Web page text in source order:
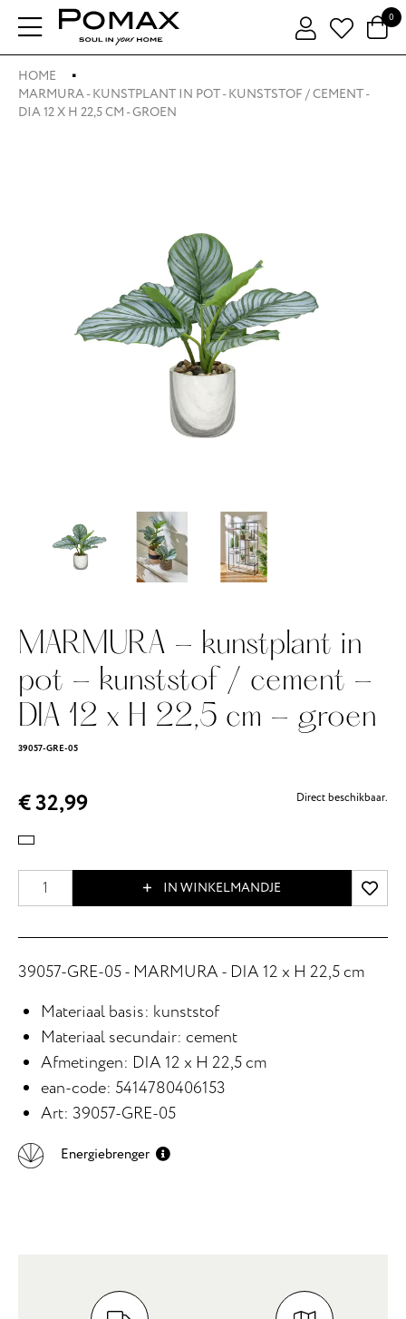
0
HOME
MARMURA - KUNSTPLANT IN POT - KUNSTSTOF / CEMENT -
DIA 12 X H 22,5 CM - GROEN
MARMURA - kunstplant in
pot - kunststof / cement -
DIA 12 x H 22,5 cm - groen
39057-GRE-05
€ 32,99 Direct beschikbaar.
IN WINKELMANDJE
39057-GRE-05 - MARMURA - DIA 12 x H 22,5 cm
Materiaal basis: kunststof
Materiaal secundair: cement
Afmetingen: DIA 12 x H 22,5 cm
ean-code: 5414780406153
Art: 39057-GRE-05
Energiebrenger